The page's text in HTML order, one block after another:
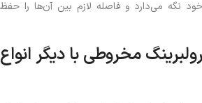
نگه می‌دارد و فاصله لازم بین آن‌ها را حفظ
مخروطی با دیگر انواع